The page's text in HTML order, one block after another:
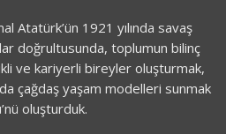
Atatürk’ün 1921 yılında savaş
doğrultusunda, toplumun bilinç
ve kariyerli bireyler oluşturmak,
çağdaş yaşam modelleri sunmak
oluşturduk.